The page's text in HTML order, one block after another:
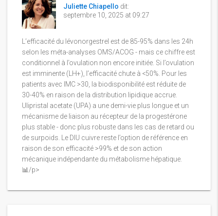
Juliette Chiapello dit:
septembre 10, 2025 at 09:27
L’efficacité du lévonorgestrel est de 85-95% dans les 24h
selon les méta-analyses OMS/ACOG - mais ce chiffre est
conditionnel à l’ovulation non encore initiée. Si l’ovulation
est imminente (LH+), l’efficacité chute à <50%. Pour les
patients avec IMC >30, la biodisponibilité est réduite de
30-40% en raison de la distribution lipidique accrue.
Ulipristal acetate (UPA) a une demi-vie plus longue et un
mécanisme de liaison au récepteur de la progestérone
plus stable - donc plus robuste dans les cas de retard ou
de surpoids. Le DIU cuivre reste l’option de référence en
raison de son efficacité >99% et de son action
mécanique indépendante du métabolisme hépatique.
📊/p>